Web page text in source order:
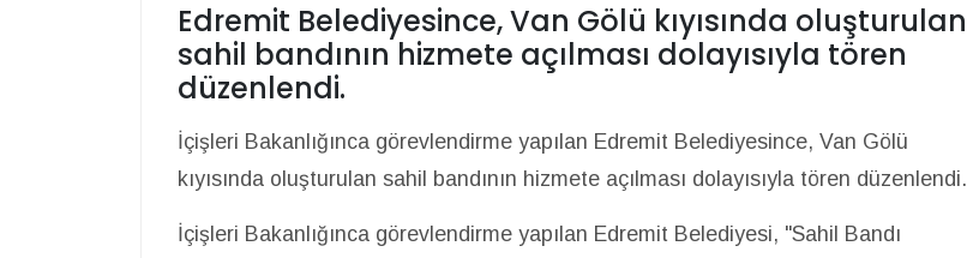
Edremit Belediyesince, Van Gölü kıyısında oluşturulan
sahil bandının hizmete açılması dolayısıyla tören
düzenlendi.
İçişleri Bakanlığınca görevlendirme yapılan Edremit Belediyesince, Van Gölü
kıyısında oluşturulan sahil bandının hizmete açılması dolayısıyla tören düzenlendi.
İçişleri Bakanlığınca görevlendirme yapılan Edremit Belediyesi, "Sahil Bandı